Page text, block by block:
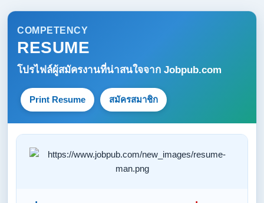
COMPETENCY
RESUME
โปรไฟล์ผู้สมัครงานที่น่าสนใจจาก Jobpub.com
Print Resume สมัครสมาชิก